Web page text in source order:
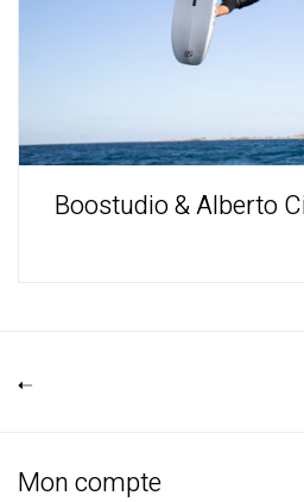
Boostudio & Alberto
Mon compte